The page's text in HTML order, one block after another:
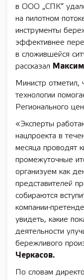
в ООО „СПК“
на пилотном
инструменты
эффективнее
в сложившейся
рассказал
Министр
технологии
Регионального
«Эксперты
нацпроекта в
месяца проводят
промежуточные
организуем как
представителей
собираются
компании-
увидеть, какие
деятельности
бережливого
Черкасов.
По словам